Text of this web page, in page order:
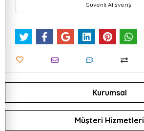
Güvenli Alışveriş
Kurumsal
Müşteri Hizmetleri